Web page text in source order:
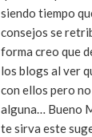
siendo tiempo
consejos se
forma creo que
los blogs al ver
con ellos pero
alguna… Bueno
te sirva este